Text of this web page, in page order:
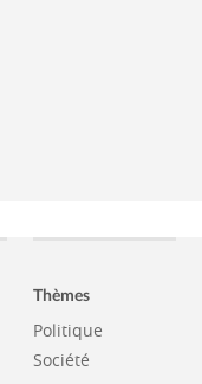
Thèmes
Politique
Société